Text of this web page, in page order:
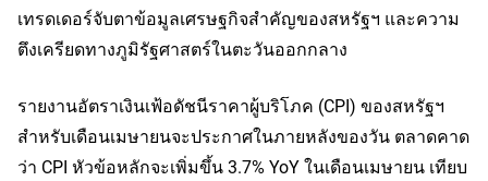
เทรดเดอร์จับตาข้อมูลเศรษฐกิจสำคัญของสหรัฐฯ และความ
ตึงเครียดทางภูมิรัฐศาสตร์ในตะวันออกกลาง
รายงานอัตราเงินเฟ้อดัชนีราคาผู้บริโภค (CPI) ของสหรัฐฯ
สำหรับเดือนเมษายนจะประกาศในภายหลังของวัน ตลาดคาด
ว่า CPI หัวข้อหลักจะเพิ่มขึ้น 3.7% YoY ในเดือนเมษายน เทียบ